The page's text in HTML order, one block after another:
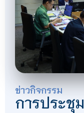
ข่าวกิจกรรม
การประชุ